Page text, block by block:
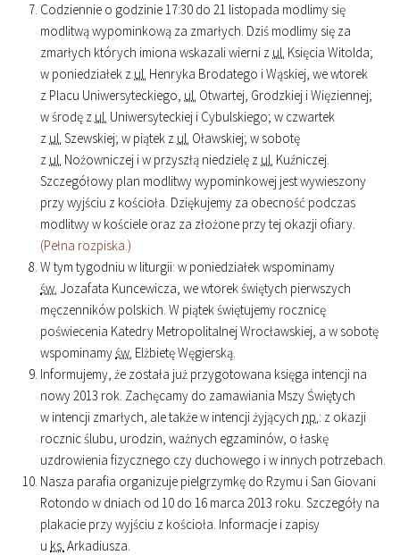
Codziennie o godzinie17:30 do 21 listopada modlimy się
modlitwą wypominkową za zmarłych. Dziś modlimy się za
zmarłych których imiona wskazali wierni z ul. Księcia Witolda;
w poniedziałek z ul. Henryka Brodatego i Wąskiej, we wtorek
z Placu Uniwersyteckiego, ul. Otwartej, Grodzkiej i Więziennej;
w środę z ul. Uniwersyteckiej i Cybulskiego; w czwartek
z ul. Szewskiej; w piątek z ul. Oławskiej; w sobotę
z ul. Nożowniczej i w przyszłą niedzielę z ul. Kuźniczej.
Szczegółowy plan modlitwy wypominkowej jest wywieszony
przy wyjściu z kościoła. Dziękujemy za obecność podczas
modlitwy w kościele oraz za złożone przy tej okazji ofiary.
(Pełna rozpiska.)
W tym tygodniu w liturgii: w poniedziałek wspominamy
św. Jozafata Kuncewicza, we wtorek świętych pierwszych
męczenników polskich. W piątek świętujemy rocznicę
poświecenia Katedry Metropolitalnej Wrocławskiej, a w sobotę
wspominamyśw. Elżbietę Węgierską.
Informujemy, że została już przygotowana księga intencji na
nowy 2013 rok. Zachęcamy do zamawiania Mszy Świętych
w intencji zmarłych, ale także w intencji żyjących np.: z okazji
rocznic ślubu, urodzin, ważnych egzaminów, o łaskę
uzdrowienia fizycznego czy duchowego i w innych potrzebach.
Nasza parafia organizuje pielgrzymkę do Rzymu i San Giovani
Rotondo w dniach od 10 do 16 marca 2013 roku. Szczegóły na
plakacie przy wyjściu z kościoła. Informacje i zapisy
u ks. Arkadiusza.